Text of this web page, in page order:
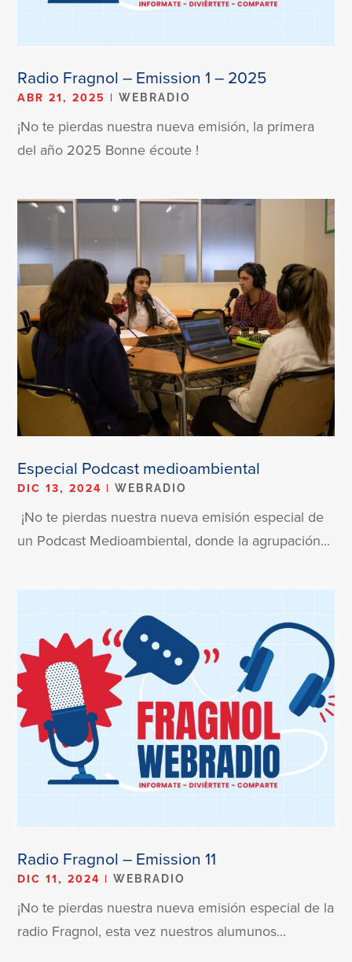
Radio Fragnol – Emission 1 – 2025
ABR 21, 2025 |WEBRADIO
¡No te pierdas nuestra nueva emisión, la primera
del año 2025 Bonne écoute !
Especial Podcast medioambiental
DIC 13, 2024 |WEBRADIO
¡No te pierdas nuestra nueva emisión especial de
un Podcast Medioambiental, donde la agrupación...
Radio Fragnol – Emission 11
DIC 11, 2024 |WEBRADIO
¡No te pierdas nuestra nueva emisión especial de la
radio Fragnol, esta vez nuestros alumunos...